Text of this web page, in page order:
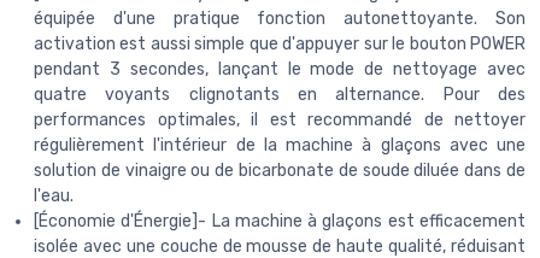
équipée d'une pratique fonction autonettoyante. Son
activation est aussi simple que d'appuyer sur le bouton POWER
pendant 3 secondes, lançant le mode de nettoyage avec
quatre voyants clignotants en alternance. Pour des
performances optimales, il est recommandé de nettoyer
régulièrement l'intérieur de la machine à glaçons avec une
solution de vinaigre ou de bicarbonate de soude diluée dans de
l'eau.
[Économie d'Énergie]- La machine à glaçons est efficacement
isolée avec une couche de mousse de haute qualité, réduisant